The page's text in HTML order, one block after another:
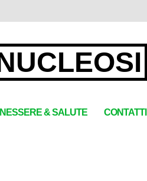
& SALUTE CONTATTI